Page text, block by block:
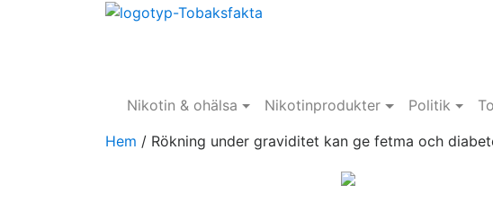
Nikotin & ohälsa Nikotinprodukter Politik
Hem / Rökning under graviditet kan ge fetma och